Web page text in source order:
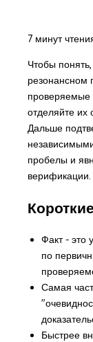
7 минут
Чтобы
резонансном
проверяемые
отделяйте их
Дальше
пробелы и
верификации.
Факт - это
по
Самая
Быстрее